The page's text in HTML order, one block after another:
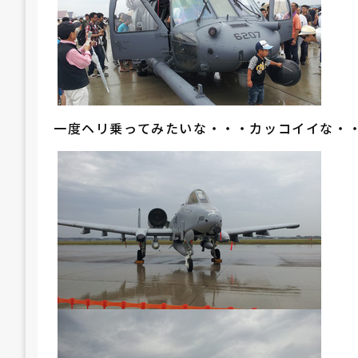
一度ヘリ乗ってみたいな・・・カッコイイな・